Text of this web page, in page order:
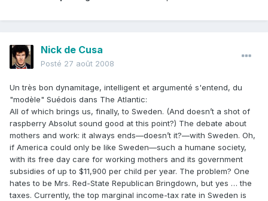
Nick de Cusa
Posté 27 août 2008
Un très bon dynamitage, intelligent et argumenté s'entend, du
"modèle" Suédois dans The Atlantic:
All of which brings us, finally, to Sweden. (And doesn’t a shot of
raspberry Absolut sound good at this point?) The debate about
mothers and work: it always ends—doesn’t it?—with Sweden. Oh,
if America could only be like Sweden—such a humane society,
with its free day care for working mothers and its government
subsidies of up to $11,900 per child per year. The problem? One
hates to be Mrs. Red-State Republican Bringdown, but yes … the
taxes. Currently, the top marginal income-tax rate in Sweden is